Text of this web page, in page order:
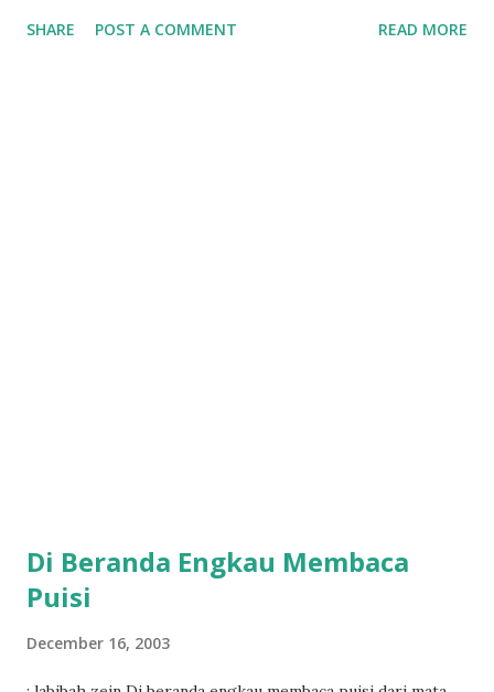
SHARE POST A COMMENT READ MORE
Di Beranda Engkau Membaca
Puisi
December 16, 2003